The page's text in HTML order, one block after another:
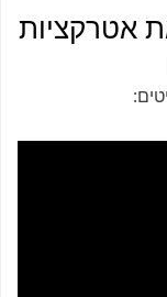
אטרקציות